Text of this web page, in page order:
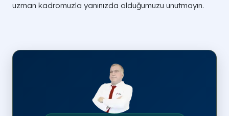
Kapak Tipi Özellikleri Avantajları
Karbon/Titanyum
Hayvansal Doku
uzman kadromuzla yanınızda olduğumuzu unutmayın.